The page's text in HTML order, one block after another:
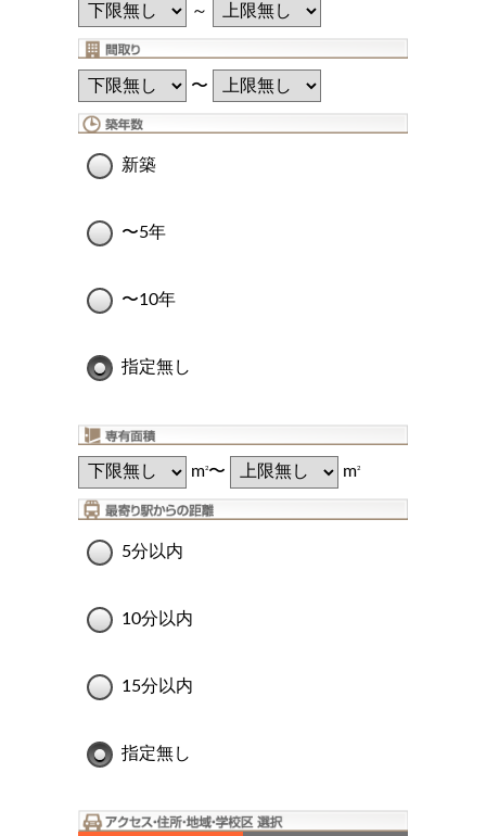
～
〜
新築
〜5年
〜10年
指定無し
m2〜 m2
5分以内
10分以内
15分以内
指定無し